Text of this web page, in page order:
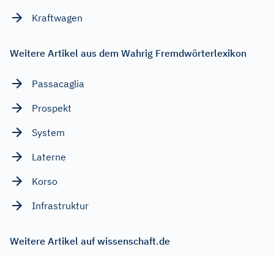
Kraftwagen
Weitere Artikel aus dem Wahrig Fremdwörterlexikon
Passacaglia
Prospekt
System
Laterne
Korso
Infrastruktur
Weitere Artikel auf wissenschaft.de